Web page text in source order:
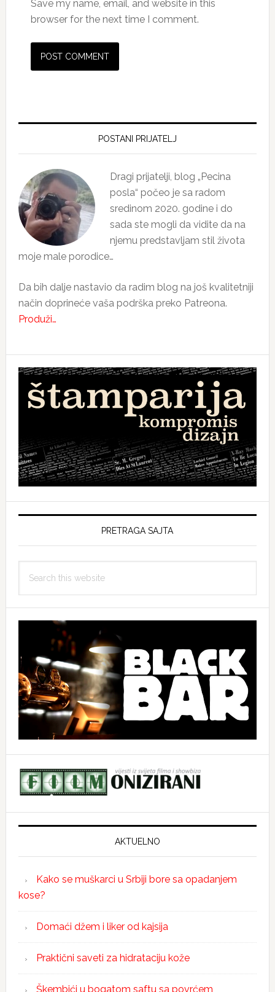
Save my name, email, and website in this
browser for the next time I comment.
Primary
POSTANI PRIJATELJ
Dragi prijatelji, blog „Pecina
posla“ počeo je sa radom
sredinom 2020. godine i do
sada ste mogli da vidite da na
njemu predstavljam stil života
moje male porodice…
Da bih dalje nastavio da radim blog na još kvalitetniji
način doprineće vaša podrška preko Patreona.
Produži…
PRETRAGA SAJTA
this
AKTUELNO
Kako se muškarci u Srbiji bore sa opadanjem
kose?
Domaći džem i liker od kajsija
Praktični saveti za hidrataciju kože
Škembići u bogatom saftu sa povrćem